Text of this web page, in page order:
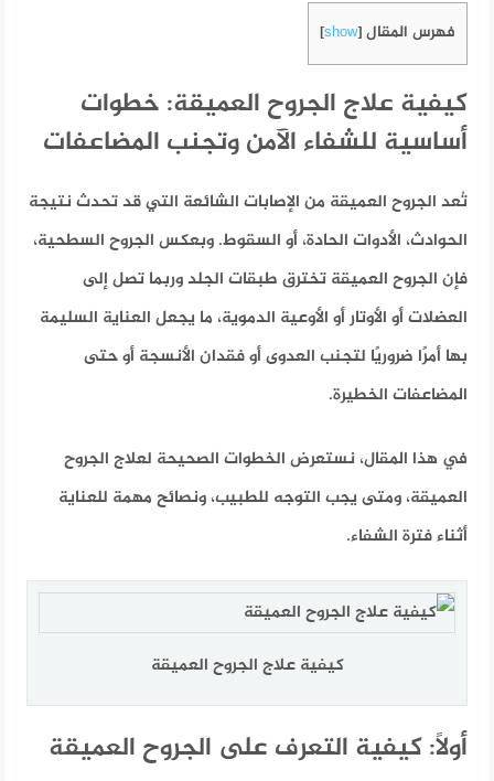
فهرس المقال [
show
]
كيفية علاج الجروح العميقة: خطوات
أساسية للشفاء الآمن وتجنب المضاعفات
تُعد الجروح العميقة من الإصابات الشائعة التي قد تحدث نتيجة
الحوادث، الأدوات الحادة، أو السقوط. وبعكس الجروح السطحية،
فإن الجروح العميقة تخترق طبقات الجلد وربما تصل إلى
العضلات أو الأوتار أو الأوعية الدموية، ما يجعل العناية السليمة
بها أمرًا ضروريًا لتجنب العدوى أو فقدان الأنسجة أو حتى
المضاعفات الخطيرة.
في هذا المقال، نستعرض الخطوات الصحيحة لعلاج الجروح
العميقة، ومتى يجب التوجه للطبيب، ونصائح مهمة للعناية
أثناء فترة الشفاء.
كيفية علاج الجروح العميقة
أولاً: كيفية التعرف على الجروح العميقة